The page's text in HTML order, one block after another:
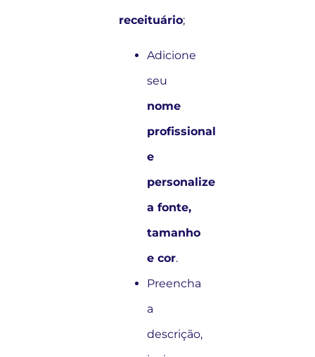
receituário;
Adicione
seu
nome
profissional
e
personalize
a fonte,
tamanho
e cor.
Preencha
a
descrição,